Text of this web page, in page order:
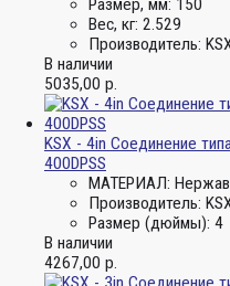
Размер, мм: 150
Вес, кг: 2.529
Производитель:
В наличии
5035,00 р.
KSX - 4in Соединение
400DPSS
МАТЕРИАЛ:
Производитель:
Размер (дюймы): 4
В наличии
4267,00 р.